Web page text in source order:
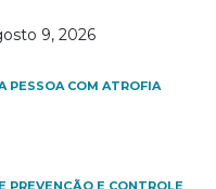
9, 2026
PESSOA COM ATROFIA
PREVENÇÃO E CONTROLE